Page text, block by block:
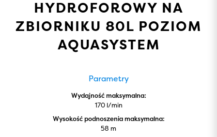
HYDROFOROWY NA
ZBIORNIKU 80L POZIOM
AQUASYSTEM
Parametry
Wydajność maksymalna:
170 l/min
Wysokość podnoszenia maksymalna:
58 m